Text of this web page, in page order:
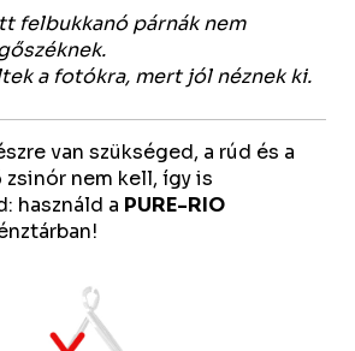
felbukkanó párnák nem
a fotókra, mert jól néznek ki.
van szükséged, a rúd és a
nem kell, így is
használd a PURE-RIO